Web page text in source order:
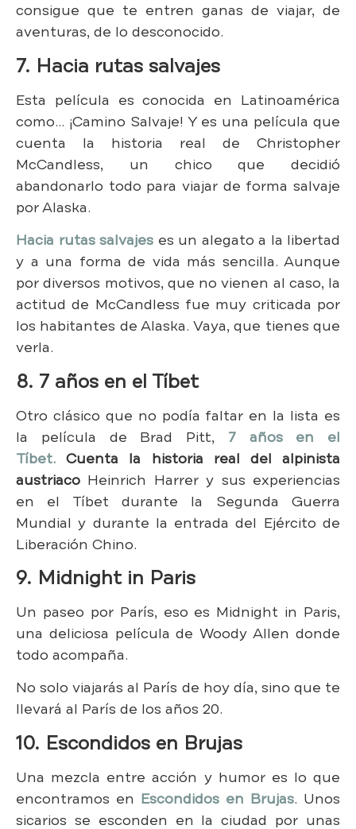
consigue que te entren ganas de viajar, de
aventuras, de lo desconocido.
7. Hacia rutas salvajes
Esta película es conocida en Latinoamérica
como… ¡Camino Salvaje! Y es una película que
cuenta la historia real de Christopher
McCandless, un chico que decidió
abandonarlo todo para viajar de forma salvaje
por Alaska.
Hacia rutas salvajes es un alegato a la libertad
y a una forma de vida más sencilla. Aunque
por diversos motivos, que no vienen al caso, la
actitud de McCandless fue muy criticada por
los habitantes de Alaska. Vaya, que tienes que
verla.
8. 7 años en el Tíbet
Otro clásico que no podía faltar en la lista es
la película de Brad Pitt, 7 años en el
Tíbet. Cuenta la historia real del alpinista
austriaco Heinrich Harrer y sus experiencias
en el Tíbet durante la Segunda Guerra
Mundial y durante la entrada del Ejército de
Liberación Chino.
9. Midnight in Paris
Un paseo por París, eso es Midnight in Paris,
una deliciosa película de Woody Allen donde
todo acompaña.
No solo viajarás al París de hoy día, sino que te
llevará al París de los años 20.
10. Escondidos en Brujas
Una mezcla entre acción y humor es lo que
encontramos en Escondidos en Brujas. Unos
sicarios se esconden en la ciudad por unas